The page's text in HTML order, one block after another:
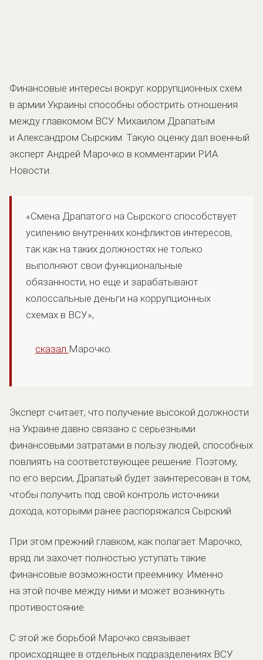
Финансовые интересы вокруг коррупционных схем
в армии Украины способны обострить отношения
между главкомом ВСУ Михаилом Драпатым
и Александром Сырским. Такую оценку дал военный
эксперт Андрей Марочко в комментарии РИА
Новости.
«Смена Драпатого на Сырского способствует
усилению внутренних конфликтов интересов,
так как на таких должностях не только
выполняют свои функциональные
обязанности, но еще и зарабатывают
колоссальные деньги на коррупционных
схемах в ВСУ»,
сказал Марочко.
Эксперт считает, что получение высокой должности
на Украине давно связано с серьезными
финансовыми затратами в пользу людей, способных
повлиять на соответствующее решение. Поэтому,
по его версии, Драпатый будет заинтересован в том,
чтобы получить под свой контроль источники
дохода, которыми ранее распоряжался Сырский.
При этом прежний главком, как полагает Марочко,
вряд ли захочет полностью уступать такие
финансовые возможности преемнику. Именно
на этой почве между ними и может возникнуть
противостояние.
С этой же борьбой Марочко связывает
происходящее в отдельных подразделениях ВСУ